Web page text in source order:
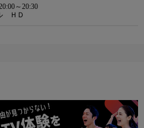
～20:30
ＨＤ